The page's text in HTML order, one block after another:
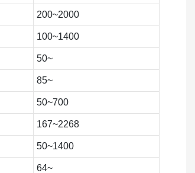
200~2000
100~1400
50~
85~
50~700
167~2268
50~1400
64~